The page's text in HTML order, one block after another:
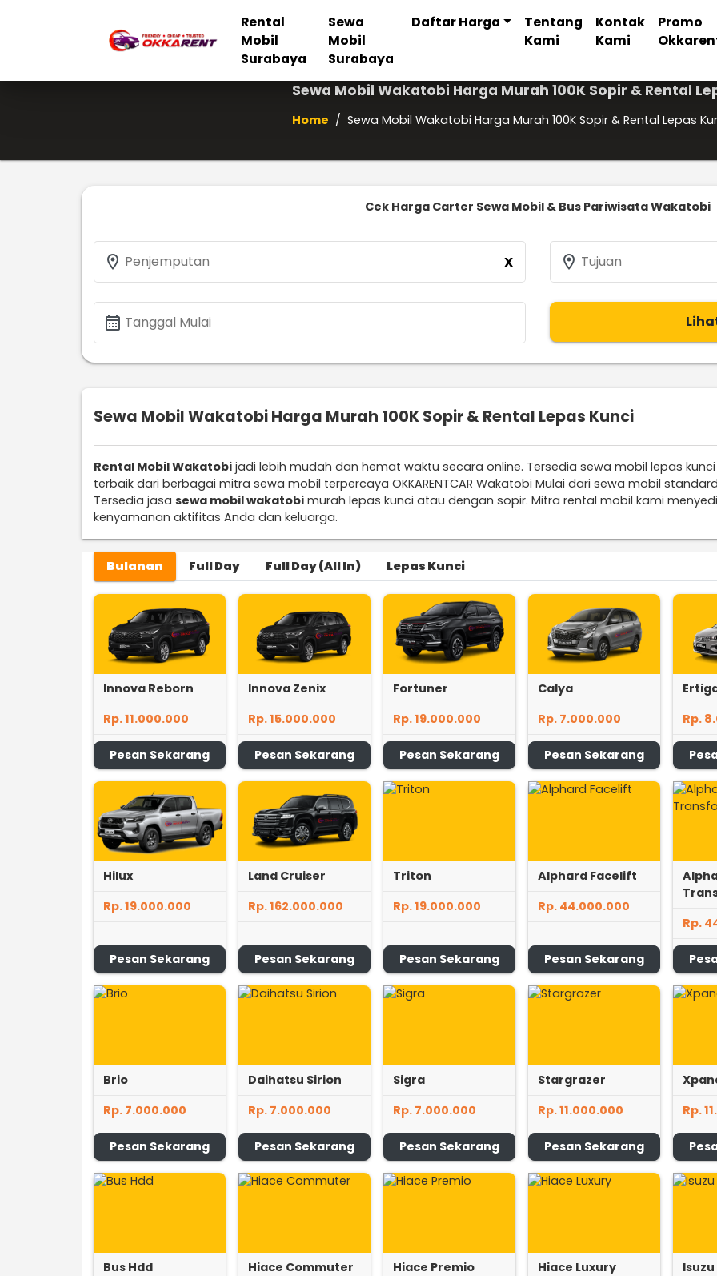
Rental
Mobil
Surabaya
Sewa
Mobil
Surabaya
Daftar Harga
Tentang
Kami
Kontak
Kami
Promo
Sewa Mobil Wakatobi Harga Murah 100K Sopir & Rental
Home / Sewa Mobil Wakatobi Harga Murah 100K Sopir & Rental Lepas
Cek Harga Carter Sewa Mobil & Bus Pariwisata Wakatobi
location_on Penjemputan X location_on Tujuan
calendar_month Tanggal Mulai
Sewa Mobil Wakatobi Harga Murah 100K Sopir & Rental Lepas Kunci
Rental Mobil Wakatobi jadi lebih mudah dan hemat waktu secara online. Tersedia sewa mobil lepas
terbaik dari berbagai mitra sewa mobil terpercaya OKKARENTCAR Wakatobi Mulai dari sewa mobil
Tersedia jasa sewa mobil wakatobi murah lepas kunci atau dengan sopir. Mitra rental mobil kami
kenyamanan aktifitas Anda dan keluarga.
Bulanan Full Day Full Day (All In) Lepas Kunci
Innova Reborn
Rp. 11.000.000
Pesan Sekarang
Innova Zenix
Rp. 15.000.000
Pesan Sekarang
Fortuner
Rp. 19.000.000
Pesan Sekarang
Calya
Rp. 7.000.000
Pesan Sekarang
Rp.
Hilux
Rp. 19.000.000
Pesan Sekarang
Land Cruiser
Rp. 162.000.000
Pesan Sekarang
Triton
Rp. 19.000.000
Pesan Sekarang
Alphard Facelift
Rp. 44.000.000
Pesan Sekarang
Rp.
Brio
Rp. 7.000.000
Pesan Sekarang
Daihatsu Sirion
Rp. 7.000.000
Pesan Sekarang
Sigra
Rp. 7.000.000
Pesan Sekarang
Stargrazer
Rp. 11.000.000
Pesan Sekarang
Rp.
Bus Hdd
Hiace Commuter
Hiace Premio
Hiace Luxury
Isuzu